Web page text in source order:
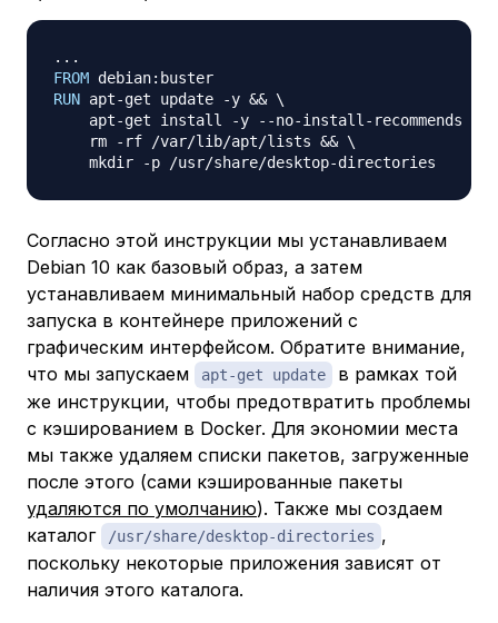
FROM debian:buster
RUN apt-get update -y && \
apt-get install -y --no-install-recommends
    rm -rf /var/lib/apt/lists &&
\
    mkdir -p /usr/share/desktop-directories
Согласно этой инструкции мы устанавливаем
Debian 10 как базовый образ, а затем
устанавливаем минимальный набор средств для
запуска в контейнере приложений с
графическим интерфейсом. Обратите внимание,
что мы запускаем
apt-get update
в рамках той
же инструкции, чтобы предотвратить проблемы
с кэшированием в Docker. Для экономии места
мы также удаляем списки пакетов, загруженные
после этого (сами кэшированные пакеты
удаляются по умолчанию). Также мы создаем
каталог
/usr/share/desktop-directories ,
поскольку некоторые приложения зависят от
наличия этого каталога.